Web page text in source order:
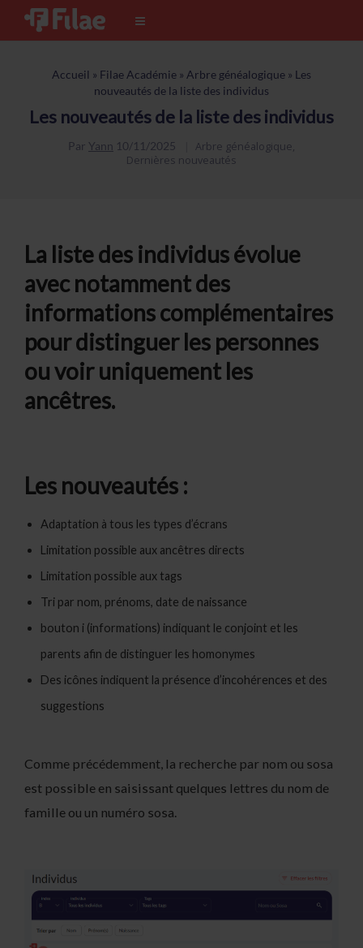
Accueil » Filae Académie » Arbre généalogique » Les
nouveautés de la liste des individus
Les nouveautés de la liste des individus
Par Yann 10/11/2025 Arbre généalogique,
Dernières nouveautés
La liste des individus évolue
avec notamment des
informations complémentaires
pour distinguer les personnes
ou voir uniquement les
ancêtres.
Les nouveautés :
Adaptation à tous les types d’écrans
Limitation possible aux ancêtres directs
Limitation possible aux tags
Tri par nom, prénoms, date de naissance
bouton i (informations) indiquant le conjoint et les
parents afin de distinguer les homonymes
Des icônes indiquent la présence d’incohérences et des
suggestions
Comme précédemment, la recherche par nom ou sosa
est possible en saisissant quelques lettres du nom de
famille ou un numéro sosa.